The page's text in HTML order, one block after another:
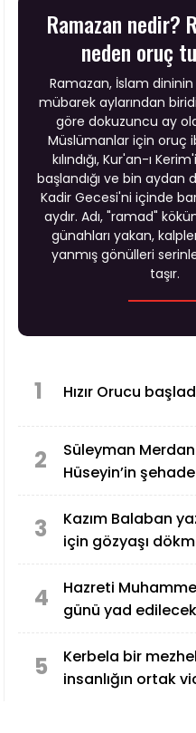
Ramazan nedir?
neden oruç
Ramazan, İslam
mübarek aylarından
göre dokuzuncu ay
Müslümanlar için oruç
kılındığı, Kur'an-ı
başlandığı ve bin aydan
Kadir Gecesi'ni içinde
aydır. Adı, "ramad"
günahları yakan,
yanmış gönülleri
taşır.
1 Hızır Orucu
2
Süleyman
Hüseyin’in
3
Kazım Balaban
için gözyaşı
4
Hazreti
günü yad edilecek
5
Kerbela bir
insanlığın ortak